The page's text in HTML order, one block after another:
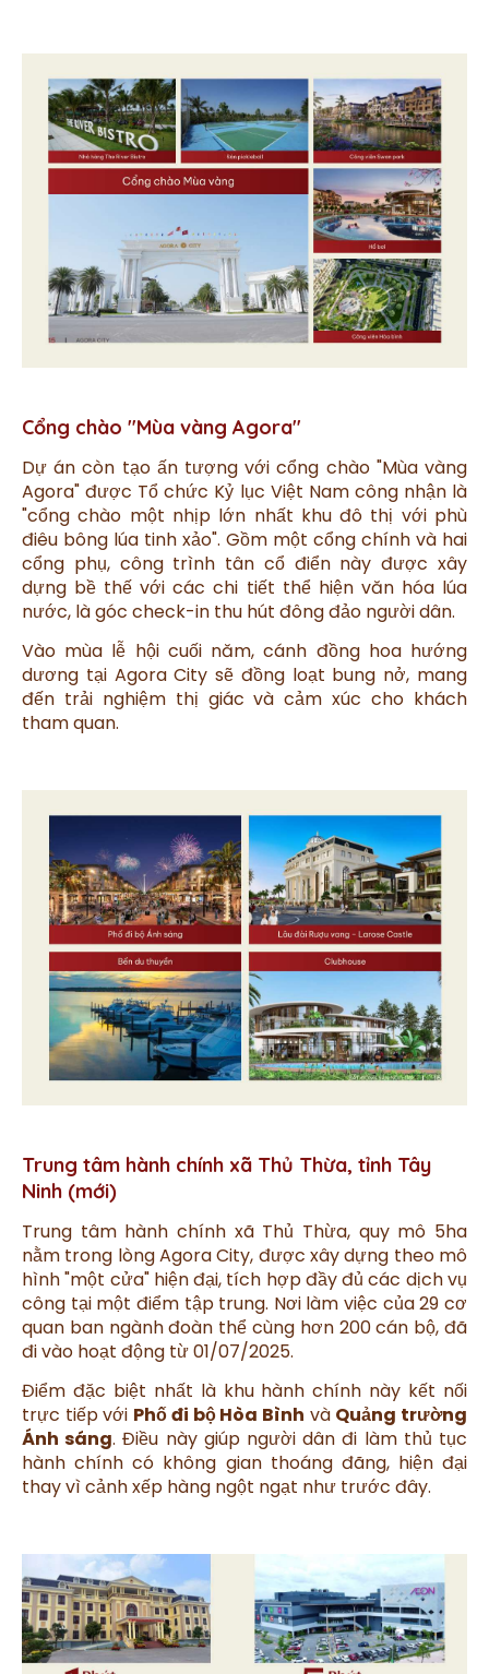
Cổng chào "Mùa vàng Agora"
Dự án còn tạo ấn tượng với cổng chào "Mùa vàng
Agora" được Tổ chức Kỷ lục Việt Nam công nhận là
"cổng chào một nhịp lớn nhất khu đô thị với phù
điêu bông lúa tinh xảo". Gồm một cổng chính và hai
cổng phụ, công trình tân cổ điển này được xây
dựng bề thế với các chi tiết thể hiện văn hóa lúa
nước, là góc check-in thu hút đông đảo người dân.
Vào mùa lễ hội cuối năm, cánh đồng hoa hướng
dương tại Agora City sẽ đồng loạt bung nở, mang
đến trải nghiệm thị giác và cảm xúc cho khách
tham quan.
Trung tâm hành chính xã Thủ Thừa, tỉnh Tây
Ninh (mới)
Trung tâm hành chính xã Thủ Thừa, quy mô 5ha
nằm trong lòng Agora City, được xây dựng theo mô
hình "một cửa" hiện đại, tích hợp đầy đủ các dịch vụ
công tại một điểm tập trung. Nơi làm việc của 29 cơ
quan ban ngành đoàn thể cùng hơn 200 cán bộ, đã
đi vào hoạt động từ 01/07/2025.
Điểm đặc biệt nhất là khu hành chính này kết nối
trực tiếp với Phố đi bộ Hòa Bình và Quảng trường
Ánh sáng. Điều này giúp người dân đi làm thủ tục
hành chính có không gian thoáng đãng, hiện đại
thay vì cảnh xếp hàng ngột ngạt như trước đây.